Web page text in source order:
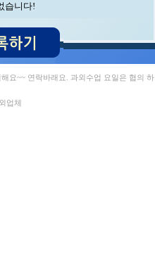
** 수학/과학
** 수학
어 ,
, 장** 중국어/중국어회화
* 수학
* 과학
습니다!
요~~ 연락바래요. 과외수업 요일은 협의
업체